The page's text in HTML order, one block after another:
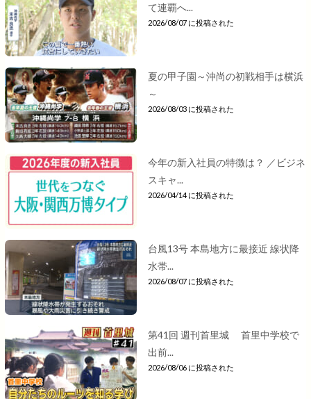
て連覇へ...
2026/08/07 に投稿された
夏の甲子園～沖尚の初戦相手は横浜
～
2026/08/03 に投稿された
今年の新入社員の特徴は？ ／ビジネ
スキャ...
2026/04/14 に投稿された
台風13号 本島地方に最接近 線状降
水帯...
2026/08/07 に投稿された
第41回 週刊首里城 首里中学校で
出前...
2026/08/06 に投稿された